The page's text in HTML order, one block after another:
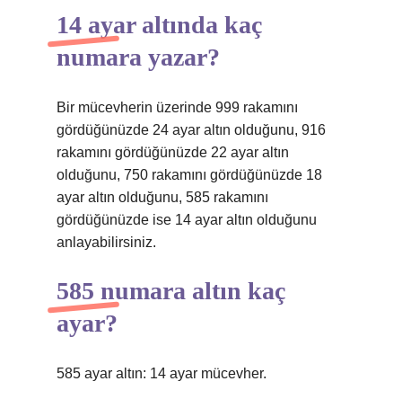
14 ayar altında kaç
numara yazar?
Bir mücevherin üzerinde 999 rakamını
gördüğünüzde 24 ayar altın olduğunu, 916
rakamını gördüğünüzde 22 ayar altın
olduğunu, 750 rakamını gördüğünüzde 18
ayar altın olduğunu, 585 rakamını
gördüğünüzde ise 14 ayar altın olduğunu
anlayabilirsiniz.
585 numara altın kaç
ayar?
585 ayar altın: 14 ayar mücevher.